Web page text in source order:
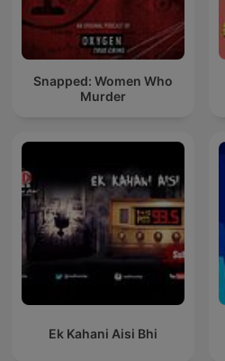
Snapped: Women Who
Murder
Ek Kahani Aisi Bhi